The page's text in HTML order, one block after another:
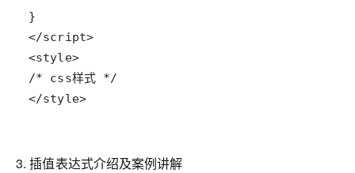
</script>
<style>
</style>
3. 插值表达式介绍及案例讲解